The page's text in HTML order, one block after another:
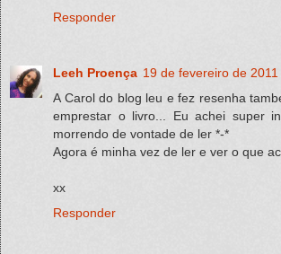
Responder
Leeh Proença 19 de fevereiro de
A Carol do blog leu e fez resenha
emprestar o livro... Eu achei super
morrendo de vontade de ler *-*
Agora é minha vez de ler e ver o que
xx
Responder